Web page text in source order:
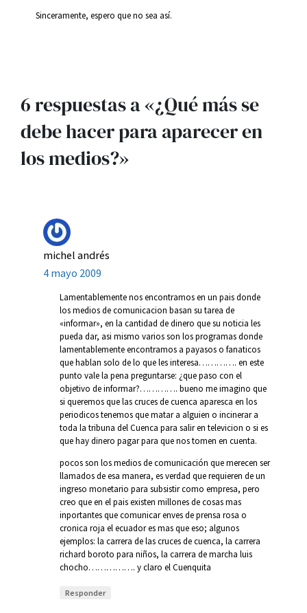
Sinceramente, espero que no sea así.
6 respuestas a «¿Qué más se
debe hacer para aparecer en
los medios?»
michel andrés
4 mayo 2009
Lamentablemente nos encontramos en un pais donde
los medios de comunicacion basan su tarea de
«informar», en la cantidad de dinero que su noticia les
pueda dar, asi mismo varios son los programas donde
lamentablemente encontramos a payasos o fanaticos
que hablan solo de lo que les interesa…………. en este
punto vale la pena preguntarse: ¿que paso con el
objetivo de informar?…………. bueno me imagino que
si queremos que las cruces de cuenca aparesca en los
periodicos tenemos que matar a alguien o incinerar a
toda la tribuna del Cuenca para salir en televicion o si es
que hay dinero pagar para que nos tomen en cuenta.
pocos son los medios de comunicación que merecen ser
llamados de esa manera, es verdad que requieren de un
ingreso monetario para subsistir como empresa, pero
creo que en el pais existen millones de cosas mas
inportantes que comunicar enves de prensa rosa o
cronica roja el ecuador es mas que eso; algunos
ejemplos: la carrera de las cruces de cuenca, la carrera
richard boroto para niños, la carrera de marcha luis
chocho……………. y claro el Cuenquita
Responder